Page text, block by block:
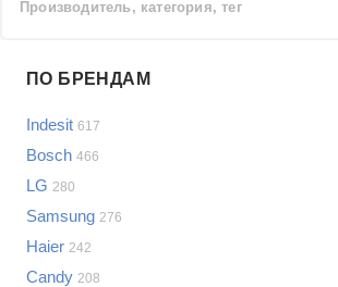
Производитель, категория, тег
LG
Sony
Bosch
Asus
Lenovo
Показать еще
ПО БРЕНДАМ
Indesit 617
Bosch 466
LG 280
Samsung 276
Haier 242
Candy 208